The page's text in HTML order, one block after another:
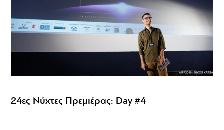
24ες Νύχτες Πρεμιέρας: Day #4